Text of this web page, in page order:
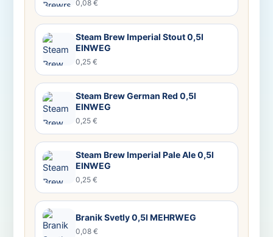
0,08 €
Steam Brew Imperial Stout 0,5l
EINWEG
0,25 €
Steam Brew German Red 0,5l
EINWEG
0,25 €
Steam Brew Imperial Pale Ale 0,5l
EINWEG
0,25 €
Branik Svetly 0,5l MEHRWEG
0,08 €